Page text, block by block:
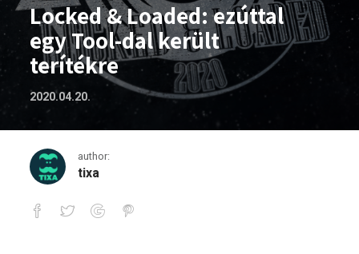
Locked & Loaded: ezúttal
egy Tool-dal került
terítékre
2020.04.20.
author:
tixa